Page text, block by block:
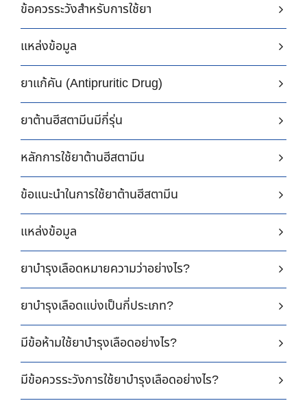
ข้อควรระวังสำหรับการใช้ยา
แหล่งข้อมูล
ยาแก้คัน (Antipruritic Drug)
ยาต้านฮีสตามีนมีกี่รุ่น
หลักการใช้ยาต้านฮีสตามีน
ข้อแนะนำในการใช้ยาต้านฮีสตามีน
แหล่งข้อมูล
ยาบำรุงเลือดหมายความว่าอย่างไร?
ยาบำรุงเลือดแบ่งเป็นกี่ประเภท?
มีข้อห้ามใช้ยาบำรุงเลือดอย่างไร?
มีข้อควรระวังการใช้ยาบำรุงเลือดอย่างไร?